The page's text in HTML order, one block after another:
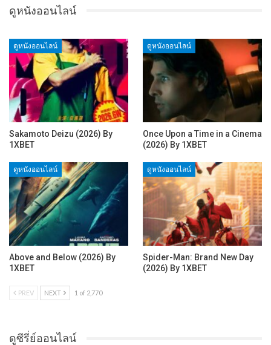
ดูหนังออนไลน์
ดูหนังออนไลน์
Sakamoto Deizu (2026) By
1XBET
ดูหนังออนไลน์
Once Upon a Time in a Cinema
(2026) By 1XBET
ดูหนังออนไลน์
Above and Below (2026) By
1XBET
ดูหนังออนไลน์
Spider-Man: Brand New Day
(2026) By 1XBET
PREV NEXT 1 of 2,770
ดูซีรี่ย์ออนไลน์